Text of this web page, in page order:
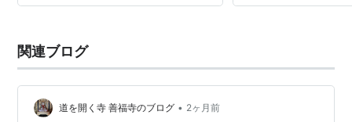
関連ブログ
道を開く寺 善福寺のブログ • 2ヶ月前